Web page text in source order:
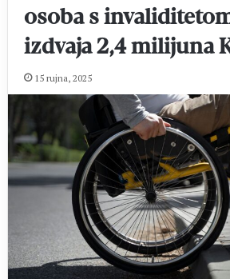
osoba s
izdvaja 2,4 milijuna
15 rujna, 2025